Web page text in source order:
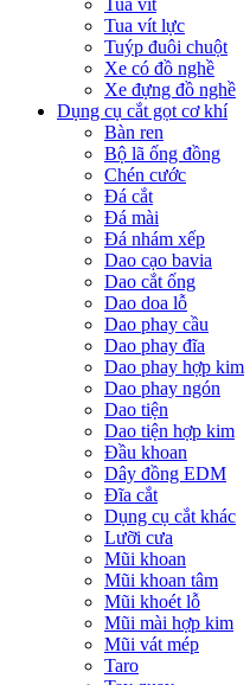
Tua vít
Tua vít lực
Tuýp đuôi chuột
Xe có đồ nghề
Xe đựng đồ nghề
Dụng cụ cắt gọt cơ khí
Bàn ren
Bộ lã ống đồng
Chén cước
Đá cắt
Đá mài
Đá nhám xếp
Dao cạo bavia
Dao cắt ống
Dao doa lỗ
Dao phay cầu
Dao phay đĩa
Dao phay hợp kim
Dao phay ngón
Dao tiện
Dao tiện hợp kim
Đầu khoan
Dây đồng EDM
Đĩa cắt
Dụng cụ cắt khác
Lưỡi cưa
Mũi khoan
Mũi khoan tâm
Mũi khoét lỗ
Mũi mài hợp kim
Mũi vát mép
Taro